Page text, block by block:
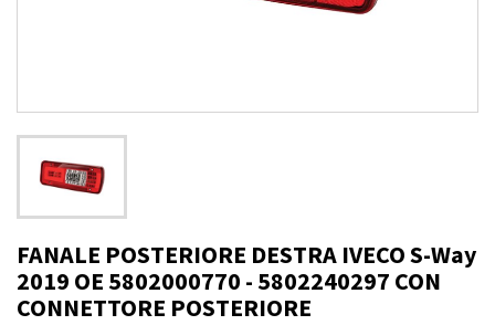
FANALE POSTERIORE DESTRA IVECO S-Way
2019 OE 5802000770 - 5802240297 CON
CONNETTORE POSTERIORE